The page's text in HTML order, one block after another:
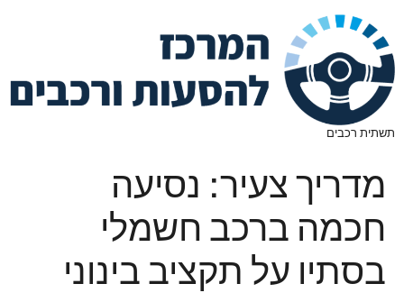
תשתית רכבים
מדריך צעיר: נסיעה
חכמה ברכב חשמלי
בסתיו על תקציב בינוני